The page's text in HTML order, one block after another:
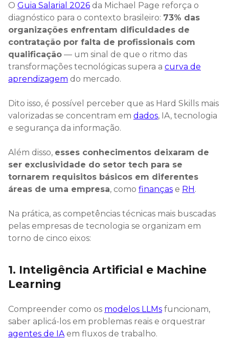
O Guia Salarial 2026 da Michael Page reforça o
diagnóstico para o contexto brasileiro: 73% das
organizações enfrentam dificuldades de
contratação por falta de profissionais com
qualificação — um sinal de que o ritmo das
transformações tecnológicas supera a curva de
aprendizagem do mercado.
Dito isso, é possível perceber que as Hard Skills mais
valorizadas se concentram em dados, IA, tecnologia
e segurança da informação.
Além disso, esses conhecimentos deixaram de
ser exclusividade do setor tech para se
tornarem requisitos básicos em diferentes
áreas de uma empresa, como finanças e RH .
Na prática, as competências técnicas mais buscadas
pelas empresas de tecnologia se organizam em
torno de cinco eixos:
1. Inteligência Artificial e Machine
Learning
Compreender como os modelos LLMs funcionam,
saber aplicá-los em problemas reais e orquestrar
agentes de IAem fluxos de trabalho.